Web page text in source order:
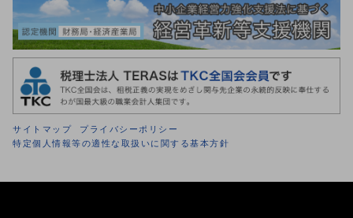
サイトマップ
プライバシーポリシー
特定個人情報等の適性な取扱いに関する基本方針